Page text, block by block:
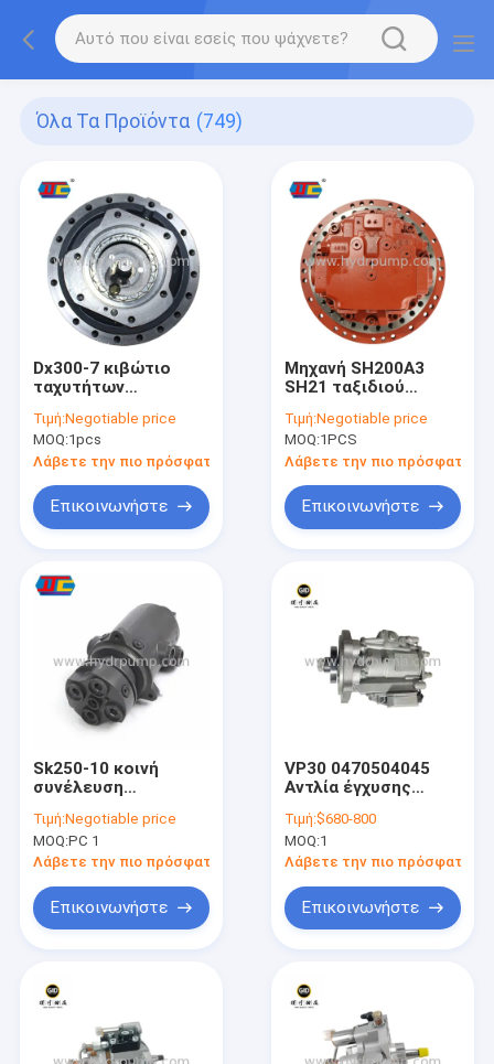
Όλα Τα Προϊόντα (749)
Dx300-7 κιβώτιο
ταχυτήτων
πλαισίων εργαλείων
ταξιδιού 403-00128
για Doosan
Τιμή:Negotiable price
MOQ:1pcs
Λάβετε την πιο πρόσφατη τιμή
Επικοινωνήστε
Μηχανή SH200A3
SH21 ταξιδιού
170VP-3800 για τον
εκσκαφέα KYB
Τιμή:Negotiable price
MOQ:1PCS
Λάβετε την πιο πρόσφατη
Επικοινωνήστε
Sk250-10 κοινή
συνέλευση
υψηλών στροφέων
για sk200-6 sk230-6
Τιμή:Negotiable price
MOQ:PC 1
Λάβετε την πιο πρόσφατη τιμή
Επικοινωνήστε
VP30 0470504045
Αντλία έγχυσης
για βαρύ σύστημα
καυσίμου κινητήρα
ντίζελ
Τιμή:$680-800
MOQ:1
Λάβετε την πιο πρόσφατη
Επικοινωνήστε